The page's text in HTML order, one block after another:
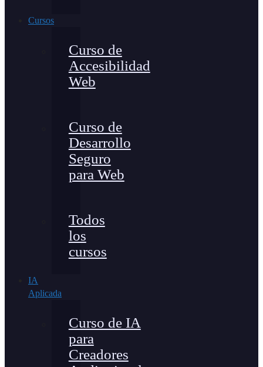
Cursos
Curso de
Accesibilidad
Web
Curso de
Desarrollo
Seguro
para Web
Todos
los
cursos
IA
Aplicada
Curso de IA
para
Creadores